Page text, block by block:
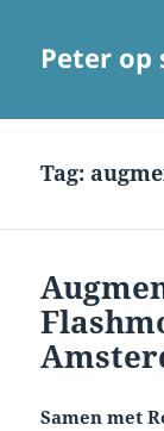
Peter op
Tag:
Samen met